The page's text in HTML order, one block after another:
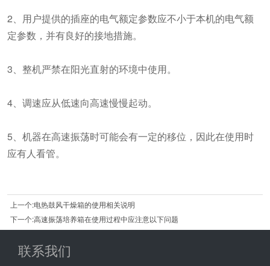
2、用户提供的插座的电气额定参数应不小于本机的电气额
定参数，并有良好的接地措施。
3、整机严禁在阳光直射的环境中使用。
4、调速应从低速向高速慢慢起动。
5、机器在高速振荡时可能会有一定的移位，因此在使用时
应有人看管。
上一个:电热鼓风干燥箱的使用相关说明
下一个:高速振荡培养箱在使用过程中应注意以下问题
联系我们